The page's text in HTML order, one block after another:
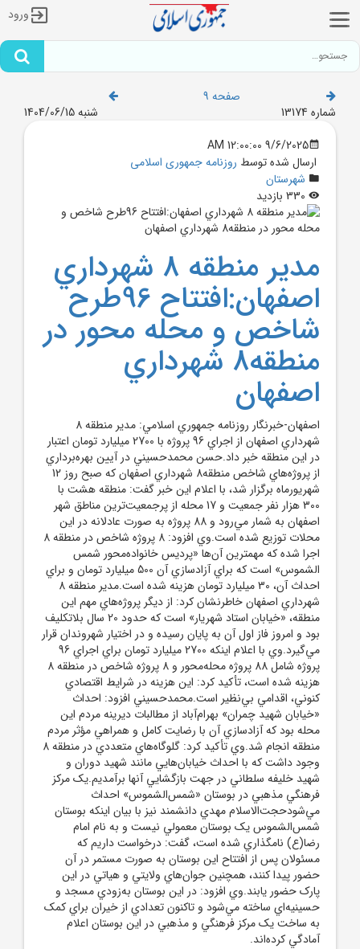
ورود
صفحه 9
شماره 13174
شنبه 1404/06/15
9/6/2025 12:00:00 AM
ارسال شده توسط روزنامه جمهوری اسلامی
شهرستان
مدير منطقه 8 شهرداري
اصفهان:افتتاح 96طرح
شاخص و محله محور در
منطقه8 شهرداري
اصفهان
اصفهان-خبرنگار روزنامه جمهوري اسلامي: مدير منطقه 8
شهرداري اصفهان از اجراي 96 پروژه با 2700 ميليارد تومان اعتبار
در اين منطقه خبر داد.حسن محمدحسيني در آيين بهره‌برداري
از پروژه‌هاي شاخص منطقه8 شهرداري اصفهان که صبح روز 12
شهريورماه برگزار شد، با اعلام اين خبر گفت: منطقه هشت با
300 هزار نفر جمعيت و 17 محله از پرجمعيت‌ترين مناطق شهر
اصفهان به شمار مي‌رود و 88 پروژه به صورت عادلانه در اين
محلات توزيع شده است.وي افزود: 8 پروژه شاخص در منطقه 8
اجرا شده که مهمترين آن‌ها «پرديس خانواده‌محور شمس
الشموس» است که براي آزادسازي آن 500 ميليارد تومان و براي
احداث آن، 30 ميليارد تومان هزينه شده است.مدير منطقه 8
شهرداري اصفهان خاطرنشان کرد: از ديگر پروژه‌هاي مهم اين
منطقه، «خيابان استاد شهريار» است که حدود 20 سال بلاتکليف
بود و امروز فاز اول آن به پايان رسيده و در اختيار شهروندان قرار
مي‌گيرد.وي با اعلام اينکه 2700 ميليارد تومان براي اجراي 96
پروژه شامل 88 پروژه محله‌محور و 8 پروژه شاخص در منطقه 8
هزينه شده است، تأکيد کرد: اين هزينه در شرايط اقتصادي
کنوني، اقدامي بي‌نظير است.محمدحسيني افزود: احداث
«خيابان شهيد چمران» بهرام‌آباد از مطالبات ديرينه مردم اين
محله بود که آزادسازي آن با رضايت کامل و همراهي مؤثر مردم
منطقه انجام شد.وي تأکيد کرد: گلوگاه‌هاي متعددي در منطقه 8
وجود داشت که با احداث خيابان‌هايي مانند شهيد دوران و
شهيد خليفه سلطاني در جهت بازگشايي آنها برآمديم.يک مرکز
فرهنگي مذهبي در بوستان «شمس‌الشموس» احداث
مي‌شودحجت‌الاسلام مهدي دانشمند نيز با بيان اينکه بوستان
شمس‌الشموس يک بوستان معمولي نيست و به نام امام
رضا(ع) نامگذاري شده است، گفت: درخواست داريم که
مسئولان پس از افتتاح اين بوستان به صورت مستمر در آن
حضور پيدا کنند، همچنين جوان‌هاي ولايتي و هياتي در اين
پارک حضور يابند.وي افزود: در اين بوستان به‌زودي مسجد و
حسينيه‌اي ساخته مي‌شود و تاکنون تعدادي از خيران براي کمک
به ساخت يک مرکز فرهنگي و مذهبي در اين بوستان اعلام
آمادگي کرده‌اند.